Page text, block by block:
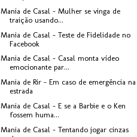
Mania de Casal - Mulher se vinga de
traição usando...
Mania de Casal - Teste de Fidelidade no
Facebook
Mania de Casal - Casal monta vídeo
emocionante par...
Mania de Rir - Em caso de emergência na
estrada
Mania de Casal - E se a Barbie e o Ken
fossem huma...
Mania de Casal - Tentando jogar cinzas